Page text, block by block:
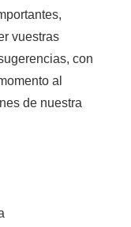
vuestras
con
al
de nuestra